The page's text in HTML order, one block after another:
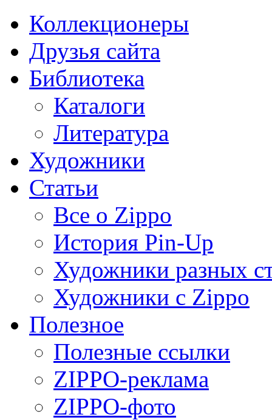
Коллекционеры
Друзья сайта
Библиотека
Каталоги
Литература
Художники
Статьи
Все о Zippo
История Pin-Up
Художники разных
Художники с Zippo
Полезное
Полезные ссылки
ZIPPO-реклама
ZIPPO-фото